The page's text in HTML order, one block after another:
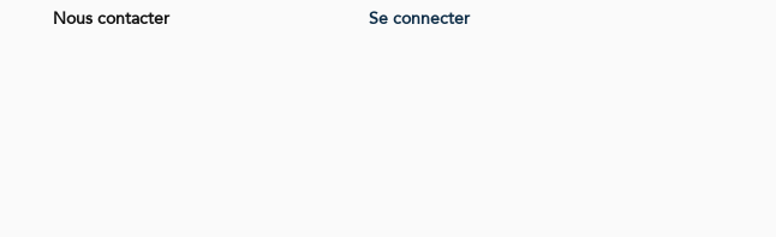
Nous contacter Se connecter